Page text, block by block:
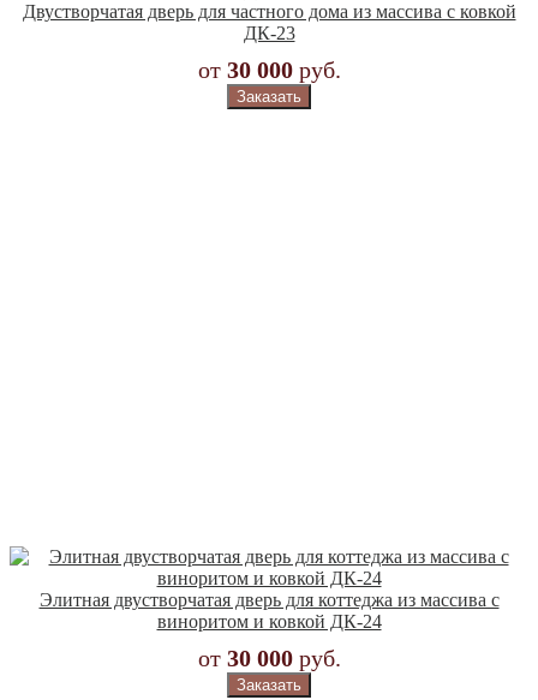
Двустворчатая дверь для частного дома из массива с ковкой
ДК-23
от 30 000 руб.
Заказать
Элитная двустворчатая дверь для коттеджа из массива с
виноритом и ковкой ДК-24
от 30 000 руб.
Заказать